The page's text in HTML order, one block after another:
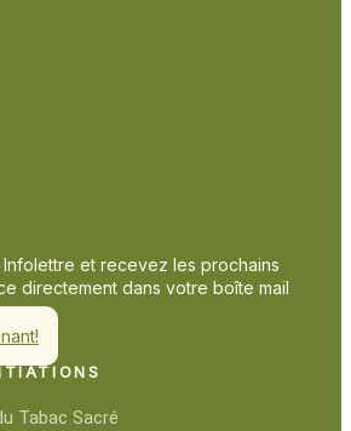
et recevez les prochains
directement dans votre boîte mail
Tabac Sacré